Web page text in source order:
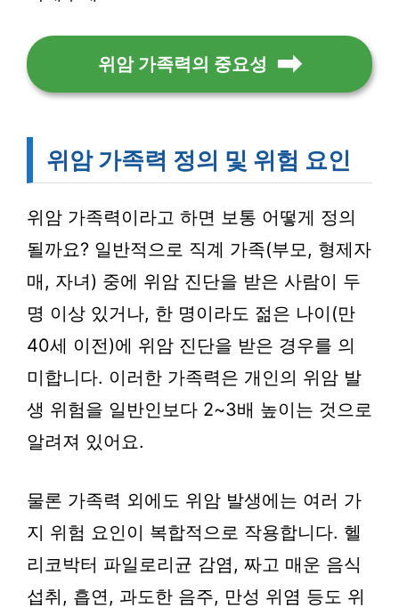
위암 가족력의 중요성
위암 가족력 정의 및 위험 요인
위암 가족력이라고 하면 보통 어떻게 정의
될까요? 일반적으로 직계 가족(부모, 형제자
매, 자녀) 중에 위암 진단을 받은 사람이 두
명 이상 있거나, 한 명이라도 젊은 나이(만
40세 이전)에 위암 진단을 받은 경우를 의
미합니다. 이러한 가족력은 개인의 위암 발
생 위험을 일반인보다 2~3배 높이는 것으로
알려져 있어요.
물론 가족력 외에도 위암 발생에는 여러 가
지 위험 요인이 복합적으로 작용합니다. 헬
리코박터 파일로리균 감염, 짜고 매운 음식
섭취, 흡연, 과도한 음주, 만성 위염 등도 위